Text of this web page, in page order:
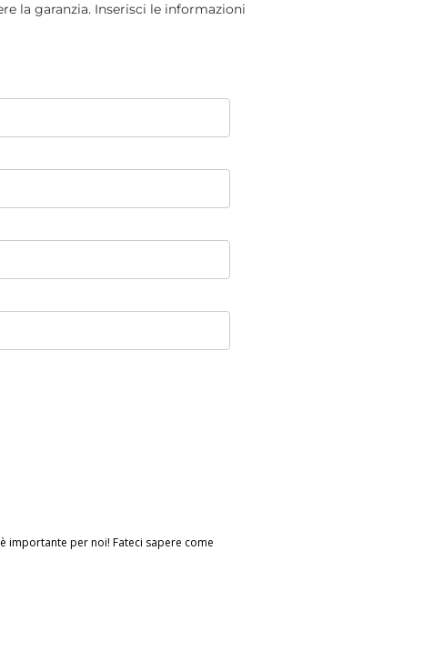
la garanzia. Inserisci le informazioni
importante per noi! Fateci sapere come